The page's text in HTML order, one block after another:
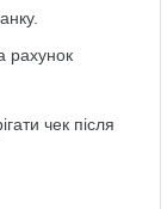
рахунок
чек після